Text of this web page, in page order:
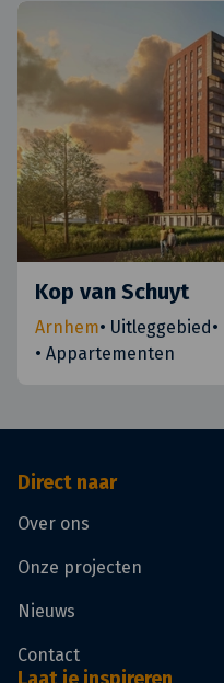
Kop van Schuyt
Arnhem• Uitleggebied•
• Appartementen
Direct naar
Over ons
Onze projecten
Nieuws
Contact